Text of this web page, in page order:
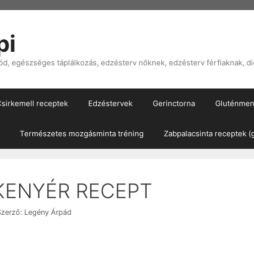
egészséges táplálkozás, edzésterv nőknek, edzésterv férfiaknak,
receptek Edzéstervek Gerinctorna
Természetes mozgásminta tréning Zabpalacsinta receptek
RECEPT
Legény Árpád